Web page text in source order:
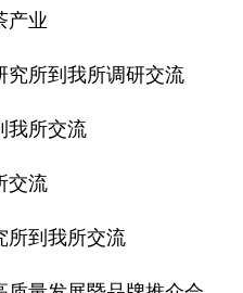
产业
究所到我所调研交流
我所交流
交流
所到我所交流